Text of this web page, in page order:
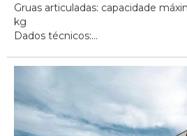
Gruas articuladas: capacidade
kg
Dados técnicos:...